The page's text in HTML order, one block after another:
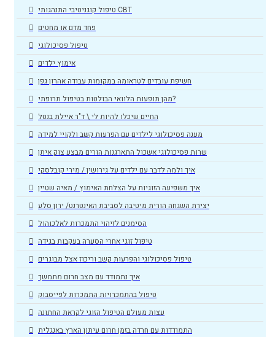
טיפול קוגניטיבי התנהגותי CBT
פחד מדם או מחטים
טיפול פסיכולוגי
אימוץ ילדים
חשיפת עובדים לטראומה במקומות עבודה אהרון גפן
מהן תופעות הלוואי הבולטות בטיפול תרופתי?
החיים שיכלו להיות לי \ ד"ר איילת בנטל
מענה פסיכולוגי לילדים עם הפרעות קשב ולקויי למידה
שרות פסיכולוגי אשכול התארגנות הורים מבצע צוק איתן
איך ולמה לדבר עם ילדים על גירושין / מירי קובלסקי
איך משפיעה הזוגיות על הצלחת האימוץ / מאיה שטיין
יצירת השגחה הורית מיטיבה לסביבת האינטרנט/ ירון סלע
הסימנים לזיהוי התמכרות לאלכוהול
טיפול זוגי אחרי הסערה בעקבות בגידה
טיפול פסיכולוגי והפרעות קשב וריכוז אצל מבוגרים
איך נתמודד עם מצב חרום מתמשך
טיפול בהתמכרויות התמכרות לפייסבוק
עצות מעולם הטיפול הזוגי לקראת החתונה
התמודדות עם חרדה בזמן חרום עיתון הארץ באנגלית